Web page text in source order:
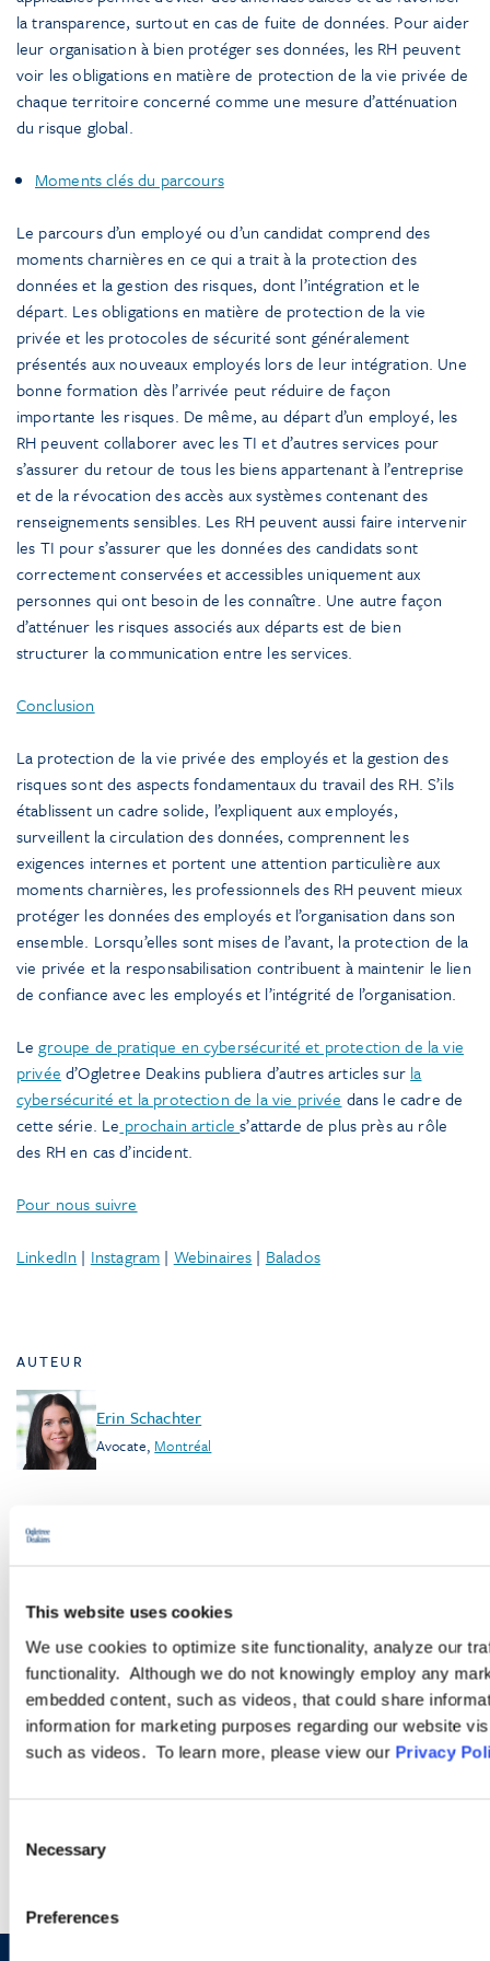
This website uses cookies
We use cookies to optimize site functionality, analyze our
functionality. Although we do not knowingly employ any
embedded content, such as videos, that could share
information for marketing purposes regarding our website
such as videos. To learn more, please view our Privacy
Selection
Necessary
Preferences
la transparence, surtout en cas de fuite de données. Pour aider
leur organisation à bien protéger ses données, les RH peuvent
voir les obligations en matière de protection de la vie privée de
chaque territoire concerné comme une mesure d’atténuation
du risque global.
Moments clés du parcours
Le parcours d’un employé ou d’un candidat comprend des
moments charnières en ce qui a trait à la protection des
données et la gestion des risques, dont l’intégration et le
départ. Les obligations en matière de protection de la vie
privée et les protocoles de sécurité sont généralement
présentés aux nouveaux employés lors de leur intégration. Une
bonne formation dès l’arrivée peut réduire de façon
importante les risques. De même, au départ d’un employé, les
RH peuvent collaborer avec les TI et d’autres services pour
s’assurer du retour de tous les biens appartenant à l’entreprise
et de la révocation des accès aux systèmes contenant des
renseignements sensibles. Les RH peuvent aussi faire intervenir
les TI pour s’assurer que les données des candidats sont
correctement conservées et accessibles uniquement aux
personnes qui ont besoin de les connaître. Une autre façon
d’atténuer les risques associés aux départs est de bien
structurer la communication entre les services.
Conclusion
La protection de la vie privée des employés et la gestion des
risques sont des aspects fondamentaux du travail des RH. S’ils
établissent un cadre solide, l’expliquent aux employés,
surveillent la circulation des données, comprennent les
exigences internes et portent une attention particulière aux
moments charnières, les professionnels des RH peuvent mieux
protéger les données des employés et l’organisation dans son
ensemble. Lorsqu’elles sont mises de l’avant, la protection de la
vie privée et la responsabilisation contribuent à maintenir le lien
de confiance avec les employés et l’intégrité de l’organisation.
Legroupe de pratique en cybersécurité et protection de la vie
privée d’Ogletree Deakins publiera d’autres articles sur la
cybersécurité et la protection de la vie privée dans le cadre de
cette série. Le prochain articles’attarde de plus près au rôle
des RH en cas d’incident.
Pour nous suivre
LinkedIn | Instagram | Webinaires | Balados
AUTEUR
Erin Schachter
Avocate, Montréal
PODCASTS
SEMINARS